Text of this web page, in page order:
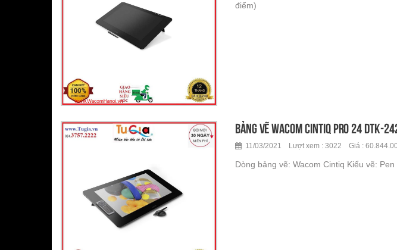
điểm)
Bảng vẽ Wacom CINTIQ Pro 24
11/03/2021 Lượt xem : 3022 Giá :
Dòng bảng vẽ: Wacom Cintiq Kiểu vẽ: